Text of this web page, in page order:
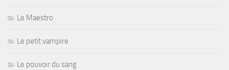
Le Maestro
Le petit vampire
Le pouvoir du sang